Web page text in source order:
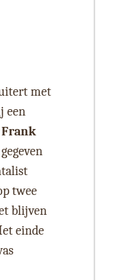
met
een
Frank
twee
blijven
einde